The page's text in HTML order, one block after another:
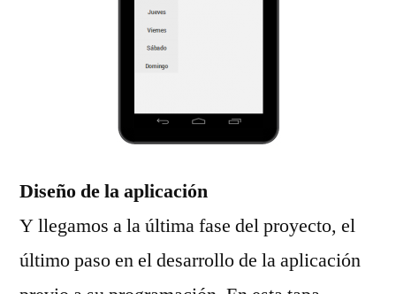
Diseño de la aplicación
Y llegamos a la última fase del proyecto, el
último paso en el desarrollo de la aplicación